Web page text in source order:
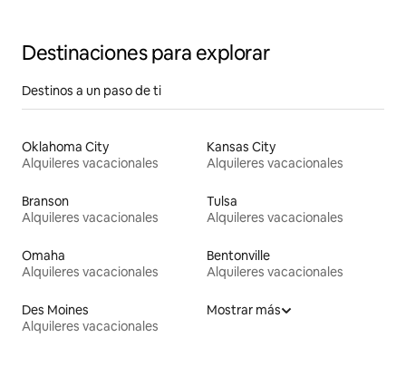
Destinaciones para explorar
Destinos a un paso de ti
Oklahoma City
Alquileres vacacionales
Kansas City
Alquileres vacacionales
Branson
Alquileres vacacionales
Tulsa
Alquileres vacacionales
Omaha
Alquileres vacacionales
Bentonville
Alquileres vacacionales
Des Moines
Alquileres vacacionales
Mostrar más